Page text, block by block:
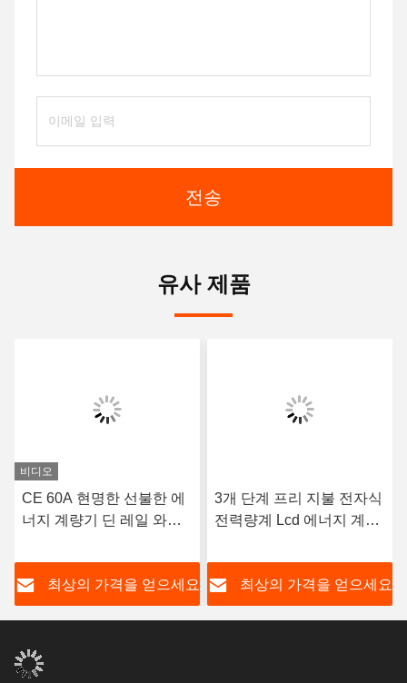
전송
유사 제품
비디오
CE 60A 현명한 선불한 에
너지 계량기 딘 레일 와이
전기를 선납했습니다
최상의 가격을 얻으세요
3개 단계 프리 지불 전자식
전력량계 Lcd 에너지 계량
중 채널
최상의 가격을 얻으세요